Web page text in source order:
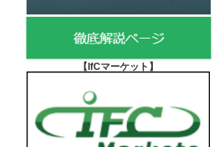
【IfCマーケット 】